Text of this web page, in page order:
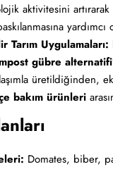
aktivitesini artırarak
yardımcı
Tarım Uygulamaları:
gübre alternatifi
üretildiğinden,
bakım ürünleri
Domates, biber,